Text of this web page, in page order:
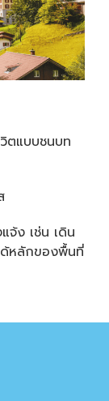
ตแบบชนบท
จ้ง เช่น เดิน
ด้หลักของพื้นที่